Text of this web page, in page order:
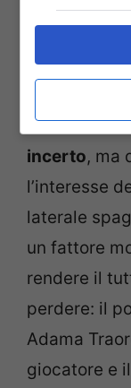
Il futuro di
incerto, ma
l’interesse
laterale
un fattore
rendere il
perdere: il
Adama
giocatore e